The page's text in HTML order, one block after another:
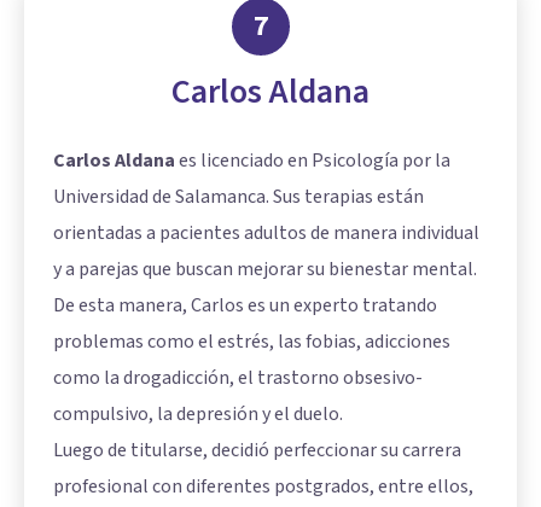
7
Carlos Aldana
Carlos Aldanaes licenciado en Psicología por la
Universidad de Salamanca. Sus terapias están
orientadas a pacientes adultos de manera individual
y a parejas que buscan mejorar su bienestar mental.
De esta manera, Carlos es un experto tratando
problemas como el estrés, las fobias, adicciones
como la drogadicción, el trastorno obsesivo-
compulsivo, la depresión y el duelo.
Luego de titularse, decidió perfeccionar su carrera
profesional con diferentes postgrados, entre ellos,